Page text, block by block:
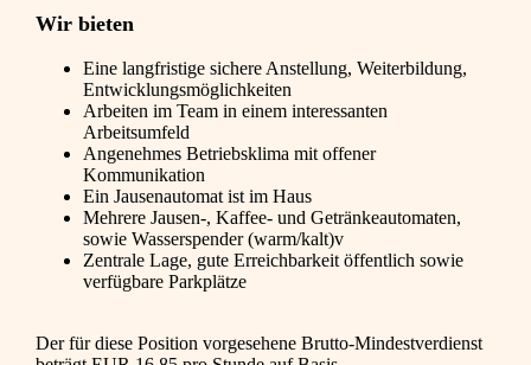
Wir bieten
Eine langfristige sichere Anstellung, Weiterbildung,
Entwicklungsmöglichkeiten
Arbeiten im Team in einem interessanten
Arbeitsumfeld
Angenehmes Betriebsklima mit offener
Kommunikation
Ein Jausenautomat ist im Haus
Mehrere Jausen-, Kaffee- und Getränkeautomaten,
sowie Wasserspender (warm/kalt)v
Zentrale Lage, gute Erreichbarkeit öffentlich sowie
verfügbare Parkplätze
Der für diese Position vorgesehene Brutto-Mindestverdienst